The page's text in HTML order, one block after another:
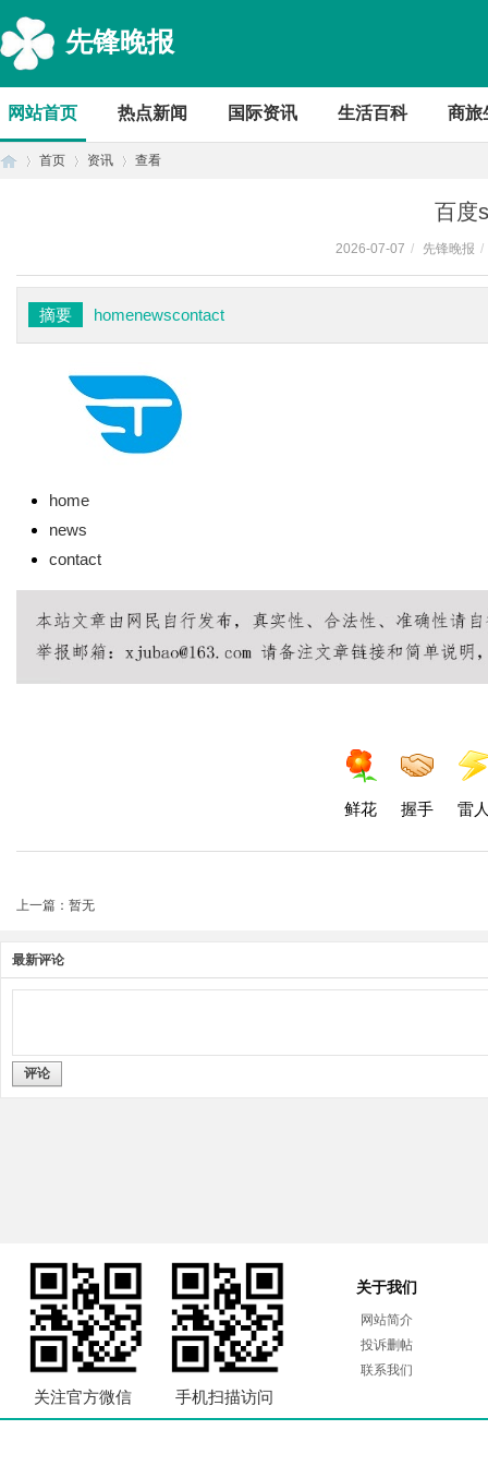
先锋晚报
网站首页 热点新闻 国际资讯 生活百科 商旅
首页 资讯 查看
百度
2026-07-07 / 先锋晚报 /
摘要 homenewscontact
home
news
contact
鲜花 握手 雷
上一篇：暂无
最新评论
评论
关注官方微信 手机扫描访问
关于我们
网站简介
投诉删帖
联系我们